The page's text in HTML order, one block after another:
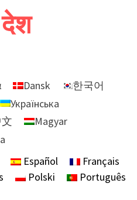
Dansk
한국어
Українська
Magyar
Español
Français
Polski
Português